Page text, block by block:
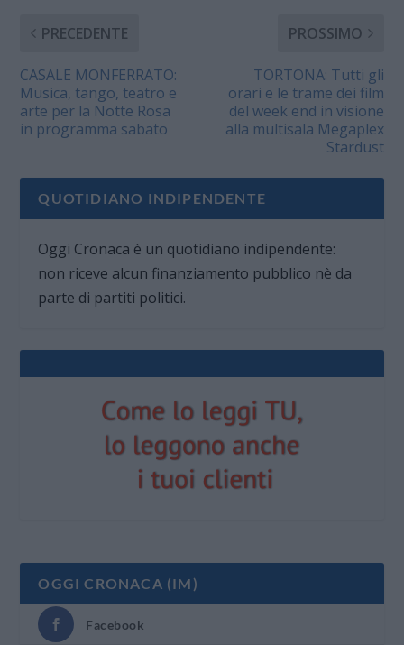
PRECEDENTE
CASALE MONFERRATO:
Musica, tango, teatro e
arte per la Notte Rosa
in programma sabato
PROSSIMO
TORTONA: Tutti gli
orari e le trame dei film
del week end in visione
alla multisala Megaplex
Stardust
QUOTIDIANO INDIPENDENTE
Oggi Cronaca è un quotidiano indipendente:
non riceve alcun finanziamento pubblico nè da
parte di partiti politici.
OGGI CRONACA (IM)
Facebook